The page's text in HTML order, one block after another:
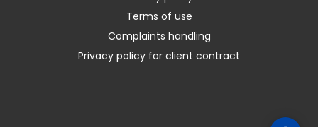
Terms of use
Complaints handling
Privacy policy for client contract